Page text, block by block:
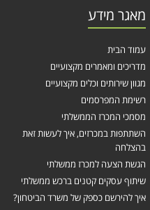
מאגר מידע
עמוד הבית
מדריכים ומאמרים מקצועיים
מגוון שירותים וכלים מקצועיים
רשימת המפרסמים
מסמכי המכרז הממשלתי
השתתפות במכרזים, איך לעשות זאת
בהצלחה
הגשת הצעה למכרז ממשלתי
שיתוף עסקים קטנים ברכש ממשלתי
איך להירשם כספק של משרד הביטחון?